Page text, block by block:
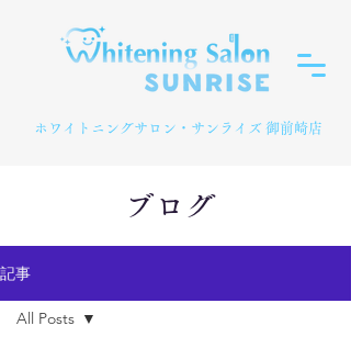
​ホワイトニングサロン・サンライズ 御前崎店
ブログ
記事
All Posts